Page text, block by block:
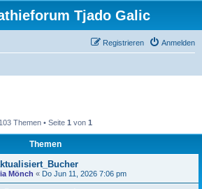
Tjado Galic
Anmelden
Registrieren
103 Themen • Seite 1 von 1
Themen
Mönch « Do Jun 11, 2026 7:06 pm